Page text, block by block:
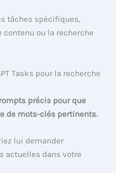
tâches spécifiques,
ou la recherche
Tasks pour la recherche
précis pour que
de mots-clés pertinents.
lui demander
actuelles dans votre